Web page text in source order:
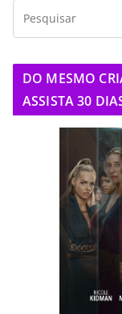
DO MESMO
ASSISTA 30